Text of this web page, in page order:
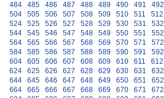
484
485 486 487 488 489 490 491 492
504
505 506 507 508 509 510 511 512
524
525 526 527 528 529 530 531 532
544
545 546 547 548 549 550 551 552
564
565 566 567 568 569 570 571 572
584
585 586 587 588 589 590 591 592
604
605 606 607 608 609 610 611 612
624
625 626 627 628 629 630 631 632
644
645 646 647 648 649 650 651 652
664
665 666 667 668 669 670 671 672